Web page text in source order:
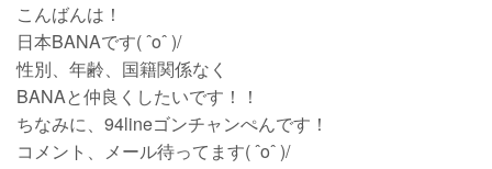
こんばんは！
日本BANAです( ˆoˆ )/
性別、年齢、国籍関係なく
BANAと仲良くしたいです！！
ちなみに、94lineゴンチャンぺんです！
コメント、メール待ってます( ˆoˆ )/